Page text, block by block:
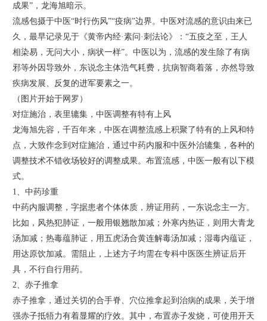
成果”，龙海旭暗示。
流感包摄于中医“时行伤风”“疫病”边界。中医对流感的意识由来已
久，最早记录见于《黄帝内经·素问·刺法论》：“五疫之至，王人
相染易，无问大小，病状一样”。中医以为，流感的发生除了有病
邪等外因导致外，东说念主体浩气耗费，抗病智商着落，亦然导致
疾病发展、反复的进军要素之一。
（图片开始于网罗）
对症施治，表里辘集，中医调整有特有上风
龙海旭先容，千百年来，中医在调整流感上积聚了特有的上风和特
点，大致作念到对症施治，通过中药内服和中医外治辘集，各种的
调整技术不错收场较好的调整成果。布置流感，中医一般有以下模
式。
1、中药珍重
中药内服调整，字据患者个体体质，辨证用药，一东说念主一方。
比如，风热犯肺证，一般用银翘散加减；外寒内热证，则用大青龙
汤加减；热毒蕴肺证，用五虎汤合黄连解毒汤加减；湿毒内蕴证，
用达原饮加减。需阻止，上述方子均需在专科中医医生辨证后开
具，不行自行用药。
2、赤子推拿
赤子推拿，通过关切的合手脊、穴位推拿起到治病的成果，关于增
强赤子抵牾力有着显耀的疗效。其中，布置赤子发烧，可使用开天